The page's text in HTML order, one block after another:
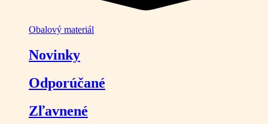
Obalový materiál
Novinky
Odporúčané
Zľavnené